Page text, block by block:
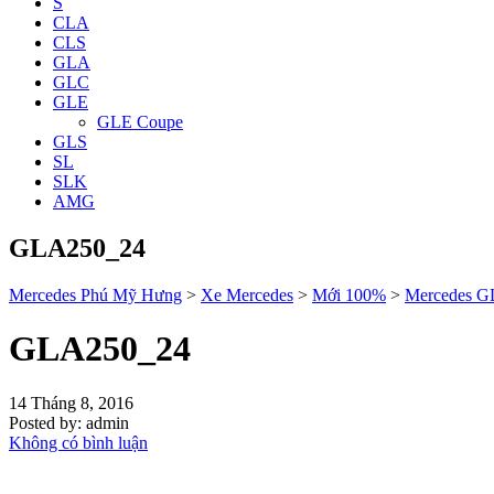
CLA
CLS
GLA
GLC
GLE
GLE Coupe
GLS
SL
SLK
AMG
GLA250_24
Mercedes Phú Mỹ Hưng > Xe Mercedes > Mới 100% > Mercedes
GLA250_24
14 Tháng 8, 2016
Posted by: admin
Không có bình luận